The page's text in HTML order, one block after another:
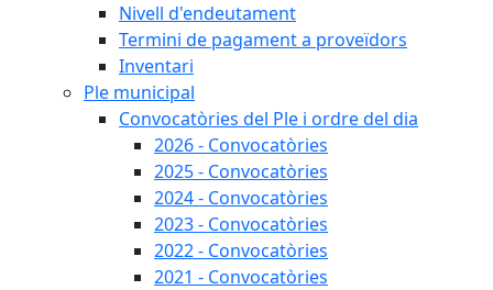
Nivell d'endeutament
Termini de pagament a proveïdors
Inventari
Ple municipal
Convocatòries del Ple i ordre del dia
2026 - Convocatòries
2025 - Convocatòries
2024 - Convocatòries
2023 - Convocatòries
2022 - Convocatòries
2021 - Convocatòries